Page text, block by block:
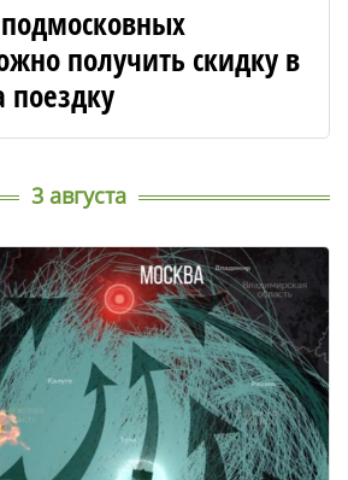
получить скидку в
поездку
3 августа